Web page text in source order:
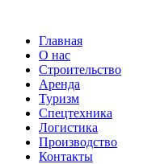
Главная
О нас
Строительство
Аренда
Туризм
Cпецтехника
Логистика
Производство
Контакты